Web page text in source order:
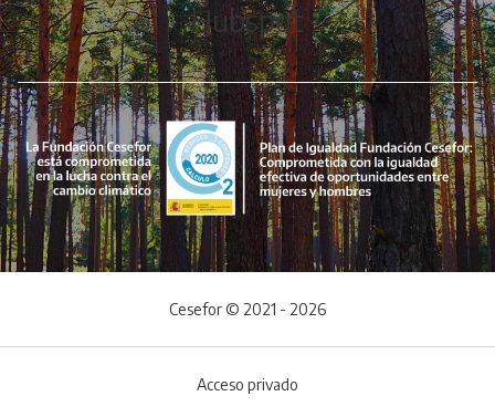
Hubspot
Cesefor © 2021 - 2026
Acceso privado